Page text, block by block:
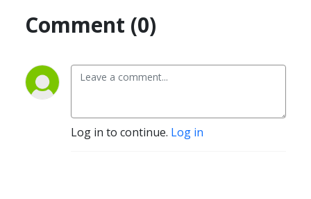
Comment (0)
Log in to continue. Log in